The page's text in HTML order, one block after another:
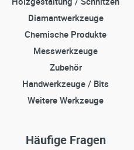
Diamantwerkzeuge
Chemische Produkte
Messwerkzeuge
Zubehör
Handwerkzeuge / Bits
Weitere Werkzeuge
Häufige Fragen